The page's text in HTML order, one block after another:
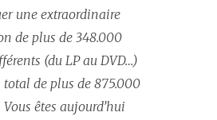
une extraordinaire
de plus de 348.000
(du LP au DVD…)
total de plus de 875.000
êtes aujourd’hui